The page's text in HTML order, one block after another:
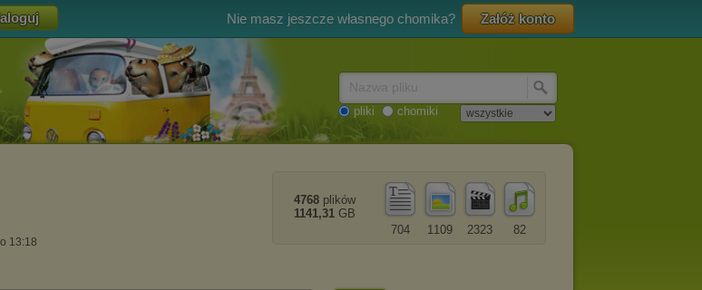
Nie masz jeszcze własnego chomika? Załóż konto
pliki chomiki
13:18
82
2323
1109
704
4768 plików
1141,31 GB